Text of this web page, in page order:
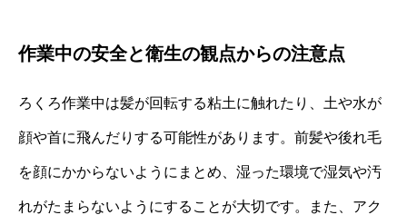
作業中の安全と衛生の観点からの注意点
ろくろ作業中は髪が回転する粘土に触れたり、土や水が
顔や首に飛んだりする可能性があります。前髪や後れ毛
を顔にかからないようにまとめ、湿った環境で湿気や汚
れがたまらないようにすることが大切です。また、アク